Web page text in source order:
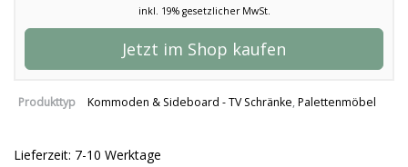
inkl. 19% gesetzlicher MwSt.
Jetzt im Shop kaufen
Produkttyp Kommoden & Sideboard - TV Schränke, Palettenmöbel
Lieferzeit: 7-10 Werktage